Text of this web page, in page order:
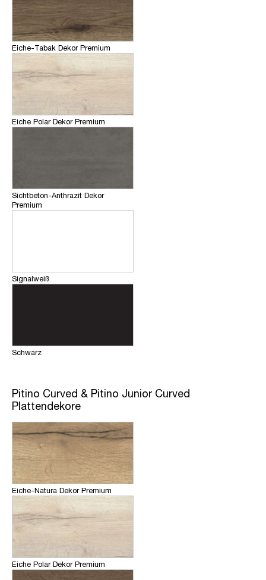
Eiche-Tabak Dekor Premium
Eiche Polar Dekor Premium
Sichtbeton-Anthrazit Dekor
Premium
Signalweiß
Schwarz
Pitino Curved & Pitino Junior Curved
Plattendekore
Eiche-Natura Dekor Premium
Eiche Polar Dekor Premium